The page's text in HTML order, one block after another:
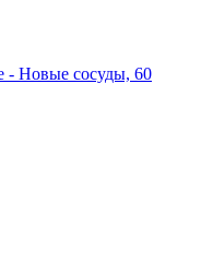
Новые сосуды, 60